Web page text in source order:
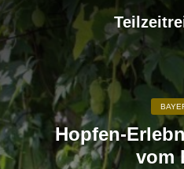
Hopfen-
vom